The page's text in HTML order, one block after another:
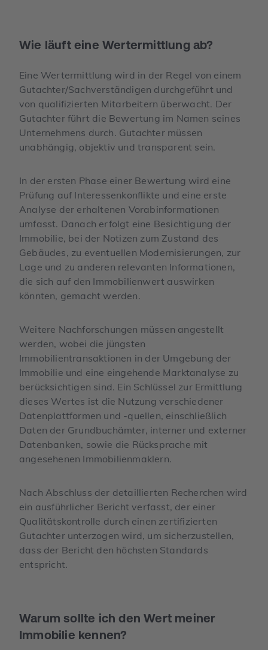
Wie läuft eine Wertermittlung ab?
Eine Wertermittlung wird in der Regel von einem
Gutachter/Sachverständigen durchgeführt und
von qualifizierten Mitarbeitern überwacht. Der
Gutachter führt die Bewertung im Namen seines
Unternehmens durch. Gutachter müssen
unabhängig, objektiv und transparent sein.
In der ersten Phase einer Bewertung wird eine
Prüfung auf Interessenkonflikte und eine erste
Analyse der erhaltenen Vorabinformationen
umfasst. Danach erfolgt eine Besichtigung der
Immobilie, bei der Notizen zum Zustand des
Gebäudes, zu eventuellen Modernisierungen, zur
Lage und zu anderen relevanten Informationen,
die sich auf den Immobilienwert auswirken
könnten, gemacht werden.
Weitere Nachforschungen müssen angestellt
werden, wobei die jüngsten
Immobilientransaktionen in der Umgebung der
Immobilie und eine eingehende Marktanalyse zu
berücksichtigen sind. Ein Schlüssel zur Ermittlung
dieses Wertes ist die Nutzung verschiedener
Datenplattformen und -quellen, einschließlich
Daten der Grundbuchämter, interner und externer
Datenbanken, sowie die Rücksprache mit
angesehenen Immobilienmaklern.
Nach Abschluss der detaillierten Recherchen wird
ein ausführlicher Bericht verfasst, der einer
Qualitätskontrolle durch einen zertifizierten
Gutachter unterzogen wird, um sicherzustellen,
dass der Bericht den höchsten Standards
entspricht.
Warum sollte ich den Wert meiner
Immobilie kennen?